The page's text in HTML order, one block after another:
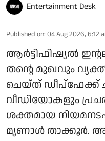
Entertainment Desk
Published on: 04 Aug 2026, 6:12
ആർട്ടിഫിഷ്യൽ
തന്റെ മുഖവും
ചെയ്ത് ഡീപ്‌ഫേക്ക്
വീഡിയോകളും
ശക്തമായ
മൃണാൾ താക്കൂർ.